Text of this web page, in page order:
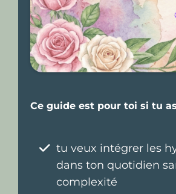
Ce guide est pour toi si tu
tu veux intégrer les
dans ton quotidien
complexité